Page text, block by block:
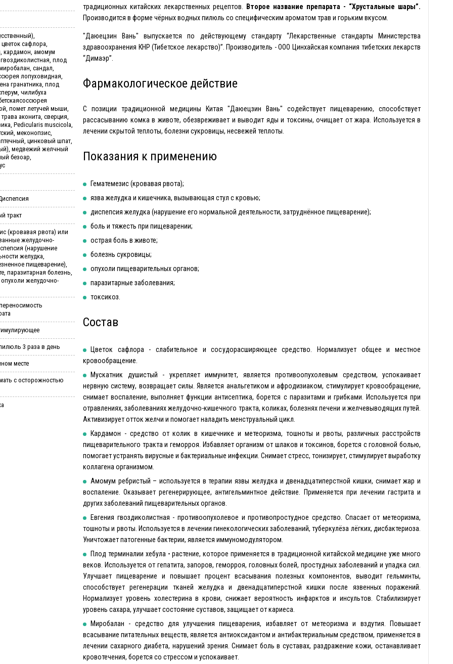
сафлора,
кардамон, амомум
плод
сандал,
лопуховидная,
гранатника, плод
чилибуха
помет летучей мыши,
аконита, сверция,
Pedicularis muscicola,
меконопзис,
цинковый шпат,
медвежий желчный
безоар,
тракт
(кровавая рвота) или
желудочно-
(нарушение
желудка,
пищеварение),
паразитарная болезнь,
желудочно-
3 раза в день
месте
с осторожностью
традиционных китайских лекарственных рецептов.
Второе название препарата - “Хрустальные шары”.
Производится в форме чёрных водных пилюль со специфическим ароматом трав и горьким вкусом.
"Даюецзин Вань" выпускается по действующему стандарту “Лекарственные стандарты Министерства
здравоохранения КНР (Тибетское лекарство)”. Производитель - ООО Цинхайская компания тибетских лекарств
“Димаэр”.
Фармакологическое действие
С позиции традиционной медицины Китая "Даюецзин Вань" содействует пищеварению, способствует
рассасыванию комка в животе, обезвреживает и выводит яды и токсины, очищает от жара. Используется в
лечении скрытой теплоты, болезни сукровицы, несвежей теплоты.
Показания к применению
Гематемезис (кровавая рвота);
язва желудка и кишечника, вызывающая стул с кровью;
диспепсия желудка (нарушение его нормальной деятельности, затруднённое пищеварение);
боль и тяжесть при пищеварении;
острая боль в животе;
болезнь сукровицы;
опухоли пищеварительных органов;
паразитарные заболевания;
токсикоз.
Состав
Цветок сафлора - слабительное и сосудорасширяющее средство. Нормализует общее и местное
кровообращение.
Мускатник душистый - укрепляет иммунитет, является противоопухолевым средством, успокаивает
нервную систему, возвращает силы. Является анальгетиком и афродизиаком, стимулирует кровообращение,
снимает воспаление, выполняет функции антисептика, борется с паразитами и грибками. Используется при
отравлениях, заболеваниях желудочно-кишечного тракта, коликах, болезнях печени и желчевыводящих путей.
Активизирует отток желчи и помогает наладить менструальный цикл.
Кардамон - средство от колик в кишечнике и метеоризма, тошноты и рвоты, различных расстройств
пищеварительного тракта и геморроя. Избавляет организм от шлаков и токсинов, борется с головной болью,
помогает устранять вирусные и бактериальные инфекции. Снимает стресс, тонизирует, стимулирует выработку
коллагена организмом.
Амомум ребристый – используется в терапии язвы желудка и двенадцатиперстной кишки, снимает жар и
воспаление. Оказывает регенерирующее, антигельминтное действие. Применяется при лечении гастрита и
других заболеваний пищеварительных органов.
Евгения гвоздиколистная - противоопухолевое и противопростудное средство. Спасает от метеоризма,
тошноты и рвоты. Используется в лечении гинекологических заболеваний, туберкулёза лёгких, дисбактериоза.
Уничтожает патогенные бактерии, является иммуномодулятором.
Плод терминалии хебула - растение, которое применяется в традиционной китайской медицине уже много
веков. Используется от гепатита, запоров, геморроя, головных болей, простудных заболеваний и упадка сил.
Улучшает пищеварение и повышает процент всасывания полезных компонентов, выводит гельминты,
способствует регенерации тканей желудка и двенадцатиперстной кишки после язвенных поражений.
Нормализует уровень холестерина в крови, снижает вероятность инфарктов и инсультов. Стабилизирует
уровень сахара, улучшает состояние суставов, защищает от кариеса.
Миробалан - средство для улучшения пищеварения, избавляет от метеоризма и вздутия. Повышает
всасывание питательных веществ, является антиоксидантом и антибактериальным средством, применяется в
лечении сахарного диабета, нарушений зрения. Снимает боль в суставах, раздражение кожи, останавливает
кровотечения, борется со стрессом и успокаивает.